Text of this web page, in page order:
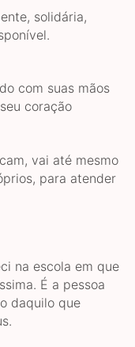
solidária,
com suas mãos
coração
vai até mesmo
para atender
na escola em que
É a pessoa
daquilo que